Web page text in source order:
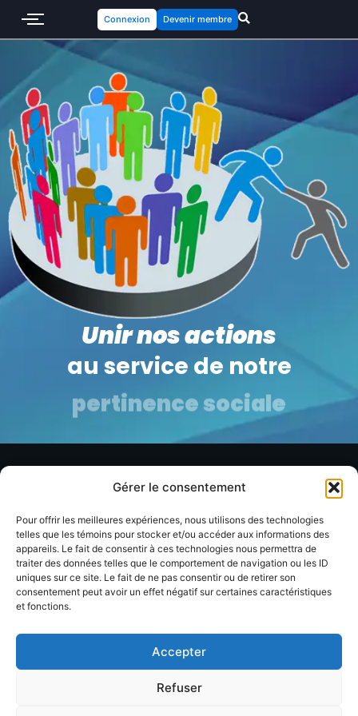
Gérer le consentement
Pour offrir les meilleures expériences, nous utilisons des technologies
telles que les témoins pour stocker et/ou accéder aux informations des
appareils. Le fait de consentir à ces technologies nous permettra de
traiter des données telles que le comportement de navigation ou les ID
uniques sur ce site. Le fait de ne pas consentir ou de retirer son
consentement peut avoir un effet négatif sur certaines caractéristiques
et fonctions.
Accepter
Refuser
Connexion Devenir membre
Unir nos actions
au service de notre
pertinence sociale
Annuaire
membres
Devenir
membre
À propos
FAQ
Formations
Contact
Facebook
Linkedin